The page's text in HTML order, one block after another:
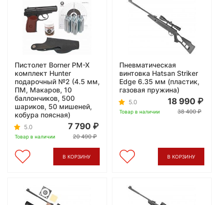
Пистолет Borner PM-X
комплект Hunter
подарочный №2 (4.5 мм,
ПМ, Макаров, 10
баллончиков, 500
шариков, 50 мишеней,
кобура поясная)
5.0
Товар в наличии
7 790
20 490
В КОРЗИНУ
Пневматическая
винтовка Hatsan Striker
Edge 6.35 мм (пластик,
газовая пружина)
5.0
Товар в наличии
18 990
38 400
В КОРЗИНУ